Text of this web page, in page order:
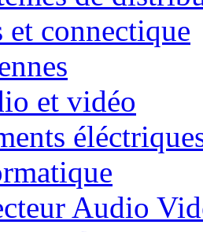
et connectique
et vidéo
Audio